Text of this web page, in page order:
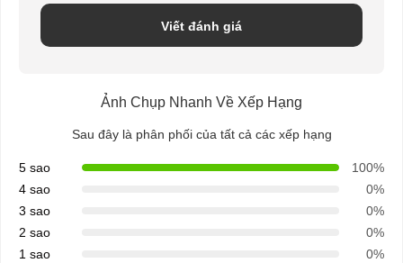
Viết đánh giá
Ảnh Chụp Nhanh Về Xếp Hạng
Sau đây là phân phối của tất cả các xếp hạng
5 sao
100%
4 sao
0%
3 sao
0%
2 sao
0%
1 sao
0%